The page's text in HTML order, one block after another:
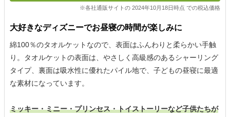
※各社通販サイトの 2024年10月18日時点 での税込価格
大好きなディズニーでお昼寝の時間が楽しみに
綿100％のタオルケットなので、表面はふんわりと柔らかい手触
り。タオルケットの表面は、やさしく高級感のあるシャーリング
タイプ、裏面は吸水性に優れたパイル地で、子どもの昼寝に最適
な素材になっています。
ミッキー・ミニー・プリンセス・トイストーリーなど子供たちが